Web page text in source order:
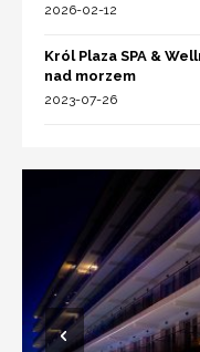
2026-02-12
Król Plaza SPA &
nad morzem
2023-07-26